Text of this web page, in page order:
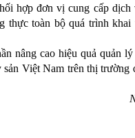
hợp đơn vị cung cấp
thực toàn bộ quá trình khai
nâng cao hiệu quả quản lý
Việt Nam trên thị trường